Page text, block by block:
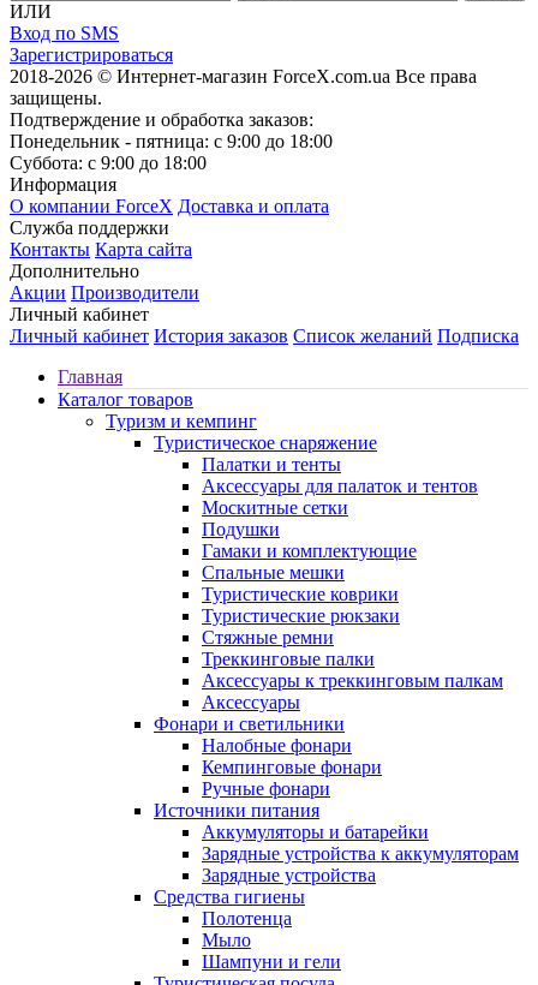
ИЛИ
Вход по SMS
Зарегистрироваться
2018-2026 © Интернет-магазин ForceX.com.ua Все права
защищены.
Подтверждение и обработка заказов:
Понедельник - пятница: с 9:00 до 18:00
Суббота: с 9:00 до 18:00
Информация
О компании ForceX Доставка и оплата
Служба поддержки
Контакты Карта сайта
Дополнительно
Акции Производители
Личный кабинет
Личный кабинет История заказов Список желаний Подписка
Главная
Каталог товаров
Туризм и кемпинг
Туристическое снаряжение
Палатки и тенты
Аксессуары для палаток и тентов
Москитные сетки
Подушки
Гамаки и комплектующие
Спальные мешки
Туристические коврики
Туристические рюкзаки
Стяжные ремни
Треккинговые палки
Аксессуары к треккинговым палкам
Аксессуары
Фонари и светильники
Налобные фонари
Кемпинговые фонари
Ручные фонари
Источники питания
Аккумуляторы и батарейки
Зарядные устройства к аккумуляторам
Зарядные устройства
Средства гигиены
Полотенца
Мыло
Шампуни и гели